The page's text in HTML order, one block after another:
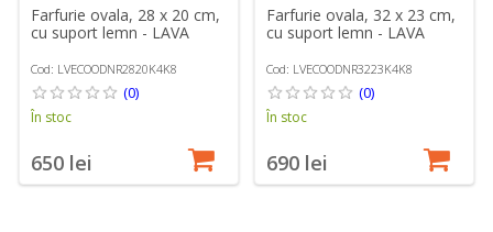
Farfurie ovala, 28 x 20 cm,
cu suport lemn - LAVA
Cod: LVECOODNR2820K4K8
(0)
În stoc
650 lei
Farfurie ovala, 32 x 23 cm,
cu suport lemn - LAVA
Cod: LVECOODNR3223K4K8
(0)
În stoc
690 lei